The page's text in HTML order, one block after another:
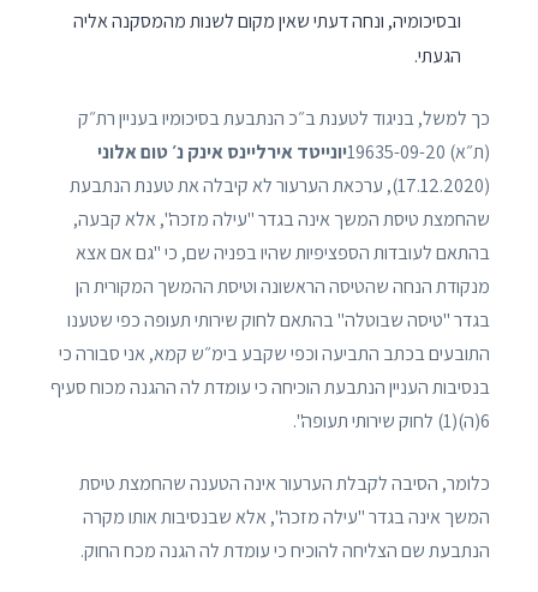
ובסיכומיה, ונחה דעתי שאין מקום לשנות מהמסקנה אליה
הגעתי.
כך למשל, בניגוד לטענת ב״כ הנתבעת בסיכומיו בעניין רת״ק
(ת״א) 19635-09-20
יונייטד אירליינס אינק נ׳ טום אלוני
(17.12.2020), ערכאת הערעור לא קיבלה את טענת הנתבעת
שהחמצת טיסת המשך אינה בגדר "עילה מזכה", אלא קבעה,
בהתאם לעובדות הספציפיות שהיו בפניה שם, כי "גם אם אצא
מנקודת הנחה שהטיסה הראשונה וטיסת ההמשך המקורית הן
בגדר "טיסה שבוטלה" בהתאם לחוק שירותי תעופה כפי שטענו
התובעים בכתב התביעה וכפי שקבע בימ״ש קמא, אני סבורה כי
בנסיבות העניין הנתבעת הוכיחה כי עומדת לה ההגנה מכוח סעיף
6(ה)(1) לחוק שירותי תעופה".
כלומר, הסיבה לקבלת הערעור אינה הטענה שהחמצת טיסת
המשך אינה בגדר "עילה מזכה", אלא שבנסיבות אותו מקרה
הנתבעת שם הצליחה להוכיח כי עומדת לה הגנה מכח החוק.